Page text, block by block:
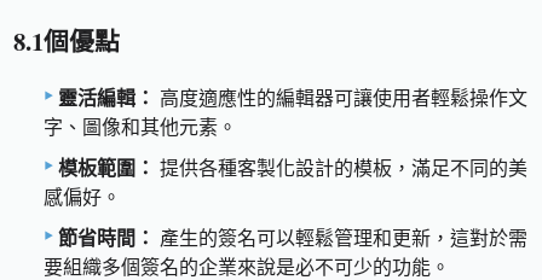
8.1個優點
靈活編輯：
高度適應性的編輯器可讓使用者輕鬆操作文
字、圖像和其他元素。
模板範圍： 提供各種客製化設計的模板，滿足不同的美
感偏好。
節省時間：
產生的簽名可以輕鬆管理和更新，這對於需
要組織多個簽名的企業來說是必不可少的功能。